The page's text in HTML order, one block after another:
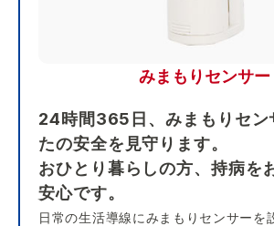
みまもりセンサー
24時間365日、みまもりセン
たの安全を見守ります。
おひとり暮らしの方、持病を
安心です。
日常の生活導線にみまもりセンサーを